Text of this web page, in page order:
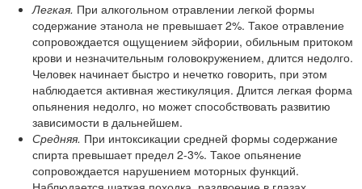
Легкая. При алкогольном отравлении легкой формы
содержание этанола не превышает 2%. Такое отравление
сопровождается ощущением эйфории, обильным притоком
крови и незначительным головокружением, длится недолго.
Человек начинает быстро и нечетко говорить, при этом
наблюдается активная жестикуляция. Длится легкая форма
опьянения недолго, но может способствовать развитию
зависимости в дальнейшем.
Средняя. При интоксикации средней формы содержание
спирта превышает предел 2-3%. Такое опьянение
сопровождается нарушением моторных функций.